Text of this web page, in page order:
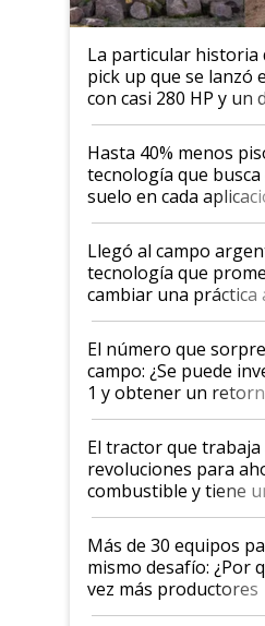
La particular historia
pick up que se lanzó
con casi 280 HP y un
cuánto se vende
Hasta 40% menos
tecnología que busca
suelo en cada
llevó Jacto al
Aapresid 2026
Llegó al campo
tecnología que
cambiar una práctica
clave: ¿Y si analizar
fuera tan simple
un botón?
El número que
campo: ¿Se puede
1 y obtener un
hasta US$ 10 en
El tractor que trabaja
revoluciones para
combustible y tiene
que parece una
lo último en el mundo,
disponible en
Más de 30 equipos
mismo desafío: ¿Por
vez más productores
incorporan